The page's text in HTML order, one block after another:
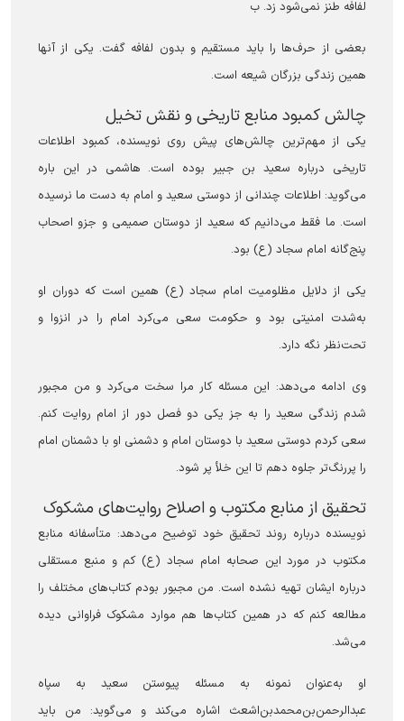
لفافه طنز نمی‌شود زد. ب
بعضی از حرف‌ها را باید مستقیم و بدون لفافه گفت. یکی از آنها
همین زندگی بزرگان شیعه است.
چالش کمبود منابع تاریخی و نقش تخیل
یکی از مهم‌ترین چالش‌های پیش روی نویسنده، کمبود اطلاعات
تاریخی درباره سعید بن جبیر بوده است. هاشمی در این باره
می‌گوید: اطلاعات چندانی از دوستی سعید و امام به دست ما نرسیده
است. ما فقط می‌دانیم که سعید از دوستان صمیمی و جزو اصحاب
پنج‌گانه امام سجاد (ع) بود.
یکی از دلایل مظلومیت امام سجاد (ع) همین است که دوران او
به‌شدت امنیتی بود و حکومت سعی می‌کرد امام را در انزوا و
تحت‌نظر نگه دارد.
وی ادامه می‌دهد: این مسئله کار مرا سخت می‌کرد و من مجبور
شدم زندگی سعید را به جز یکی دو فصل دور از امام روایت کنم.
سعی کردم دوستی سعید با دوستان امام و دشمنی او با دشمنان امام
را پررنگ‌تر جلوه دهم تا این خلأ پر شود.
تحقیق از منابع مکتوب و اصلاح روایت‌های مشکوک
نویسنده درباره روند تحقیق خود توضیح می‌دهد: متأسفانه منابع
مکتوب در مورد این صحابه امام سجاد (ع) کم و منبع مستقلی
درباره ایشان تهیه نشده است. من مجبور بودم کتاب‌های مختلف را
مطالعه کنم که در همین کتاب‌ها هم موارد مشکوک فراوانی دیده
می‌شد.
او به‌عنوان نمونه به مسئله پیوستن سعید به سپاه
عبدالرحمن‌بن‌محمد‌بن‌اشعث اشاره می‌کند و می‌گوید: من باید